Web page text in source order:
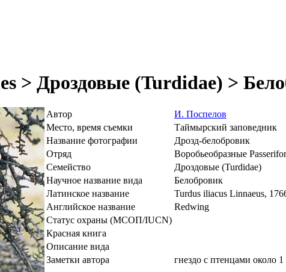
> Дроздовые (Turdidae) >
Автор
И. Поспелов
Место, время съемки
Таймырский заповедник
Название фотографии
Дрозд-белобровик
Отряд
Воробьеобразные
Семейство
Дроздовые (Turdidae)
Научное название вида
Белобровик
Латинское название
Turdus iliacus Linnaeus,
Английское название
Redwing
Статус охраны (МСОП/IUCN)
Красная книга
Описание вида
Заметки автора
гнездо с птенцами около 1